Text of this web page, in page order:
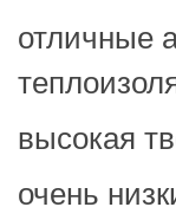
отличные
высокая
очень